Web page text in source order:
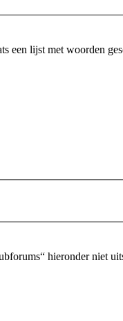
een lijst met woorden
hieronder niet